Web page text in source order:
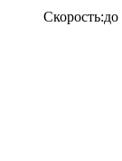
Скорость:до